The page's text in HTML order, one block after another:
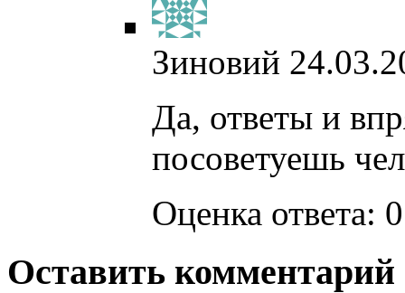
Зиновий
Да, ответы и
посоветуешь
Оценка ответа:
Оставить комментарий